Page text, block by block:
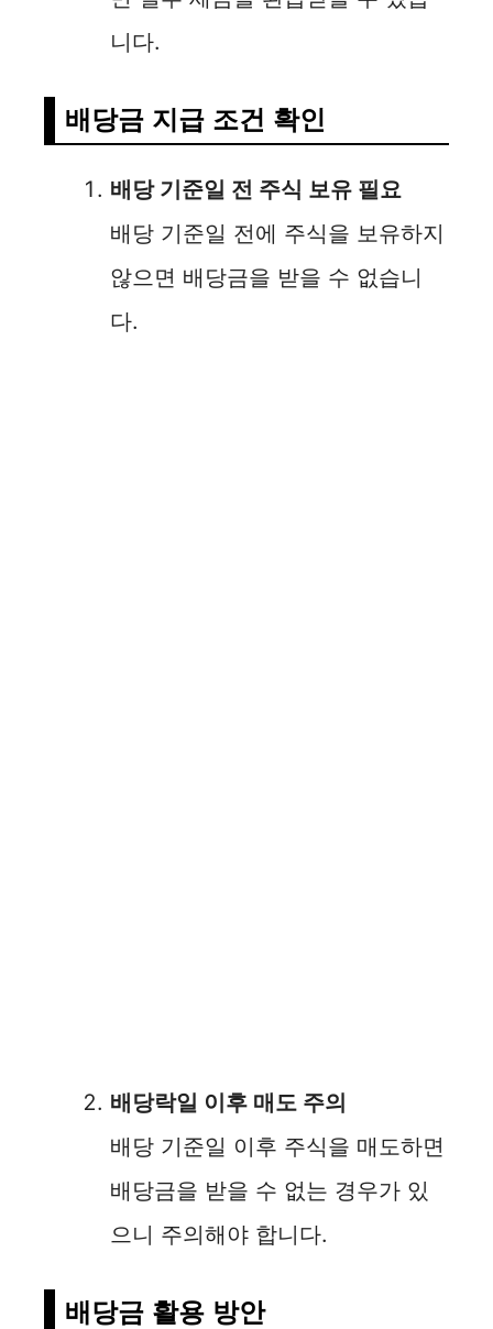
니다.
배당금 지급 조건 확인
배당 기준일 전 주식 보유 필요
배당 기준일 전에 주식을 보유하지
않으면 배당금을 받을 수 없습니
다.
배당락일 이후 매도 주의
배당 기준일 이후 주식을 매도하면
배당금을 받을 수 없는 경우가 있
으니 주의해야 합니다.
배당금 활용 방안